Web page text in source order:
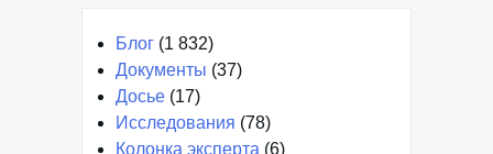
Блог (1 832)
Документы (37)
Досье (17)
Исследования (78)
Колонка эксперта (6)